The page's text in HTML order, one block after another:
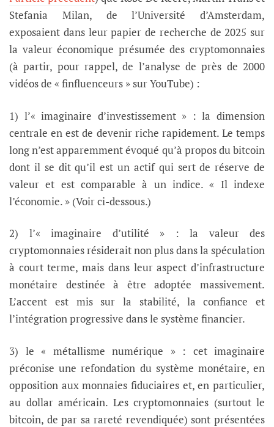
Stefania Milan, de l’Université d’Amsterdam,
exposaient dans leur papier de recherche de 2025 sur
la valeur économique présumée des cryptomonnaies
(à partir, pour rappel, de l’analyse de près de 2000
vidéos de « finfluenceurs » sur YouTube) :
1) l’« imaginaire d’investissement » : la dimension
centrale en est de devenir riche rapidement. Le temps
long n’est apparemment évoqué qu’à propos du bitcoin
dont il se dit qu’il est un actif qui sert de réserve de
valeur et est comparable à un indice. « Il indexe
l’économie. » (Voir ci-dessous.)
2) l’« imaginaire d’utilité » : la valeur des
cryptomonnaies résiderait non plus dans la spéculation
à court terme, mais dans leur aspect d’infrastructure
monétaire destinée à être adoptée massivement.
L’accent est mis sur la stabilité, la confiance et
l’intégration progressive dans le système financier.
3) le « métallisme numérique » : cet imaginaire
préconise une refondation du système monétaire, en
opposition aux monnaies fiduciaires et, en particulier,
au dollar américain. Les cryptomonnaies (surtout le
bitcoin, de par sa rareté revendiquée) sont présentées